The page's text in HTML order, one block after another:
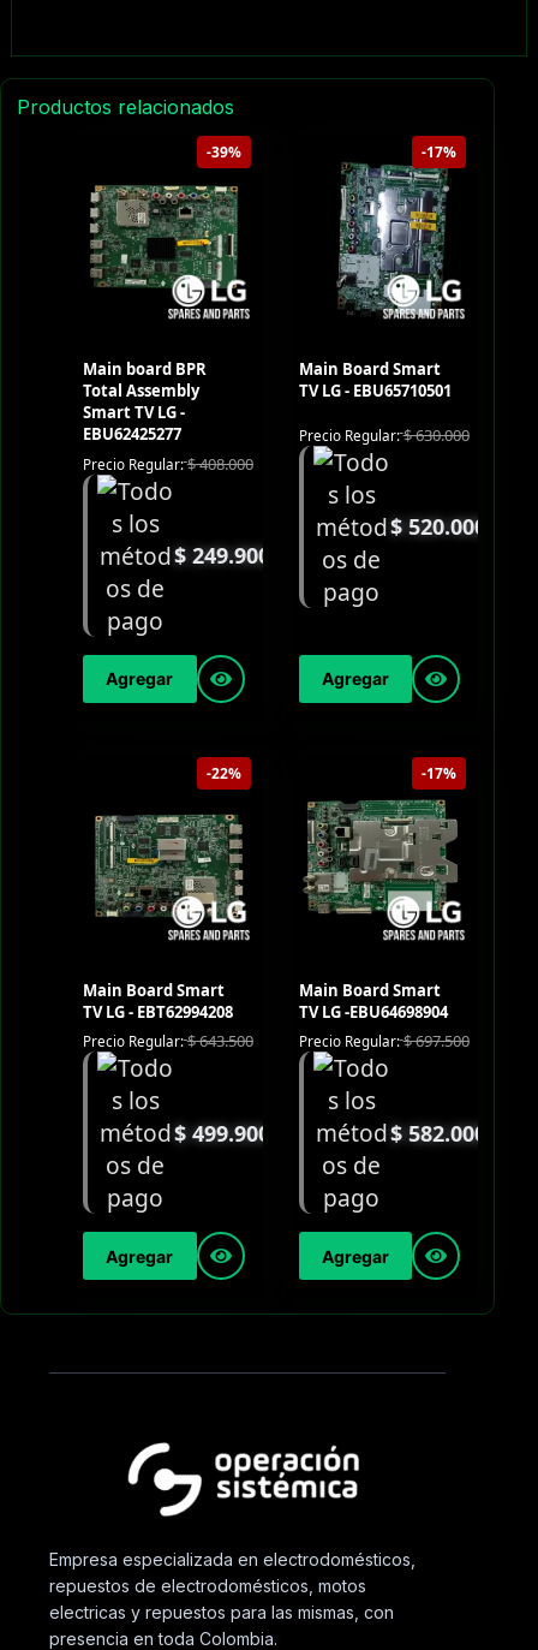
Productos relacionados
-39%
Main board BPR
Total Assembly
Smart TV LG -
EBU62425277
Precio Regular:$408.000
$249.900
Agregar
-17%
Main Board Smart
TV LG - EBU65710501
Precio Regular:$630.000
$520.000
Agregar
-22%
Main Board Smart
TV LG - EBT62994208
Precio Regular:$643.500
$499.900
Agregar
-17%
Main Board Smart
TV LG -EBU64698904
Precio Regular:$697.500
$582.000
Agregar
Empresa especializada en electrodomésticos,
repuestos de electrodomésticos, motos
electricas y repuestos para las mismas, con
presencia en toda Colombia.